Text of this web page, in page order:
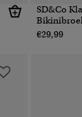
SD&Co
€29,99